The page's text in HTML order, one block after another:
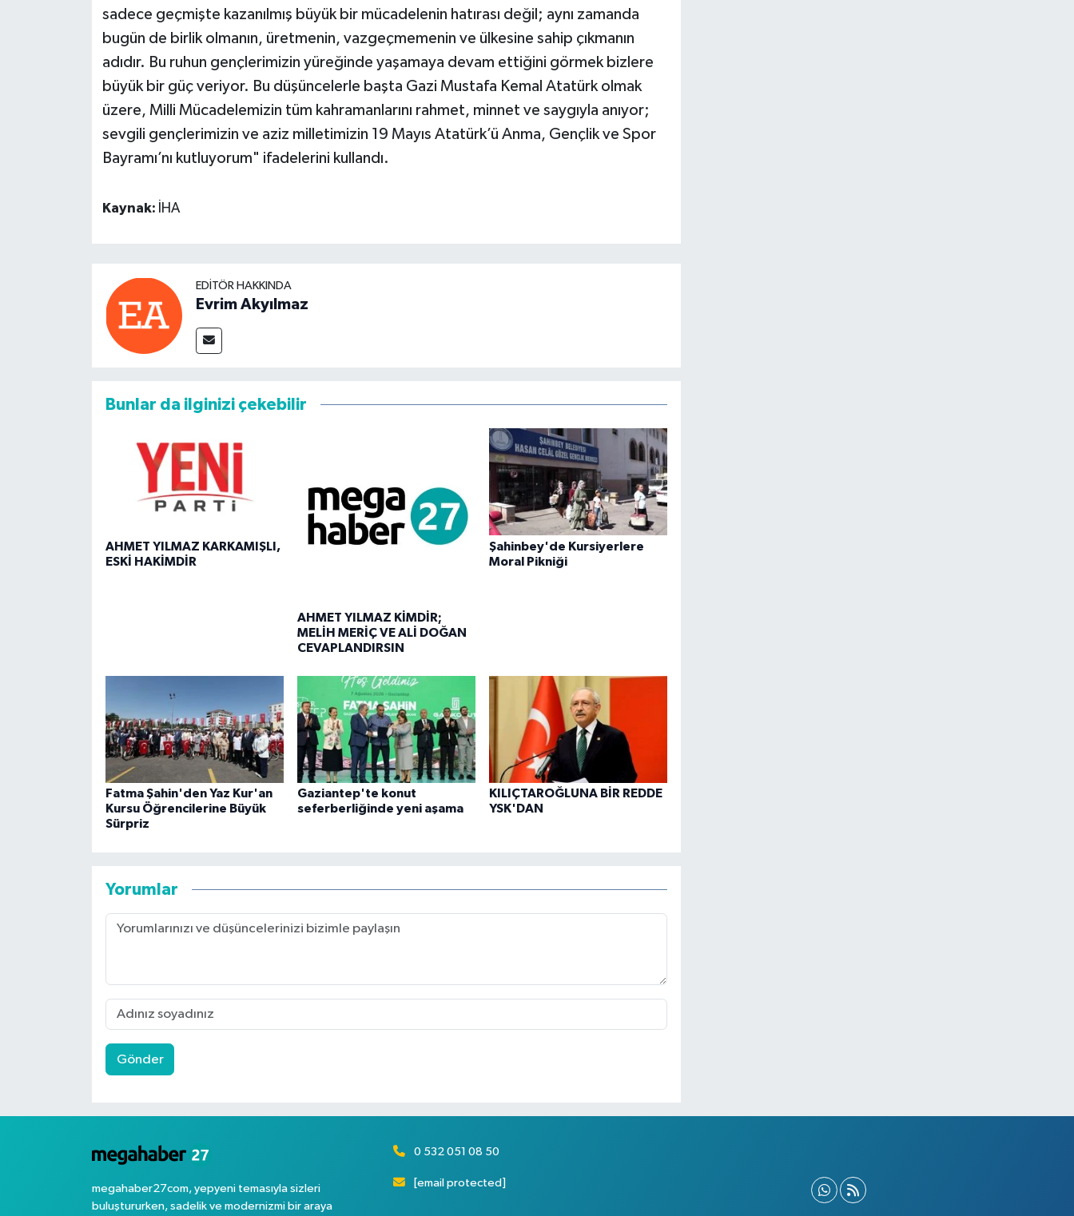
sadece geçmişte kazanılmış büyük bir mücadelenin hatırası değil; aynı zamanda
bugün de birlik olmanın, üretmenin, vazgeçmemenin ve ülkesine sahip çıkmanın
adıdır. Bu ruhun gençlerimizin yüreğinde yaşamaya devam ettiğini görmek bizlere
büyük bir güç veriyor. Bu düşüncelerle başta Gazi Mustafa Kemal Atatürk olmak
üzere, Milli Mücadelemizin tüm kahramanlarını rahmet, minnet ve saygıyla anıyor;
sevgili gençlerimizin ve aziz milletimizin 19 Mayıs Atatürk’ü Anma, Gençlik ve Spor
Bayramı’nı kutluyorum" ifadelerini kullandı.
Kaynak: İHA
EDITÖR HAKKINDA
Evrim Akyılmaz
Bunlar da ilginizi çekebilir
AHMET YILMAZ KARKAMIŞLI,
ESKİ HAKİMDİR
AHMET YILMAZ KİMDİR;
MELİH MERİÇ VE ALİ DOĞAN
CEVAPLANDIRSIN
Şahinbey'de Kursiyerlere
Moral Pikniği
Fatma Şahin'den Yaz Kur'an
Kursu Öğrencilerine Büyük
Sürpriz
Gaziantep'te konut
seferberliğinde yeni aşama
KILIÇTAROĞLUNA BİR REDDE
YSK'DAN
Yorumlar
Gönder
megahaber27com, yepyeni temasıyla sizleri
buluştururken, sadelik ve modernizmi bir araya
0 532 051 08 50
[email protected]